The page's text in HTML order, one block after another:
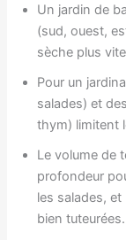
Un jardin de
(sud, ouest,
sèche plus
Pour un
salades) et
thym) limitent
Le volume de
profondeur
les salades,
bien tuteurées.